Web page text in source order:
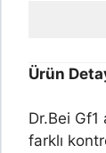
Ürün
Dr.Bei Gf1
farklı